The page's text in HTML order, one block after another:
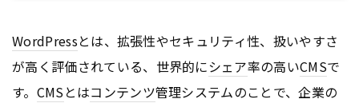
WordPressとは、拡張性やセキュリティ性、扱いやすさ
が高く評価されている、世界的にシェア率の高いCMSで
す。 CMSとはコンテンツ管理システムのことで、企業の